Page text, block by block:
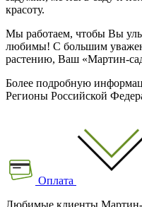
красоту.
Мы работаем, чтобы Вы
любимы! С большим
растению, Ваш «Мартин-
Более подробную
Регионы Российской
Оплата
Любимые клиенты